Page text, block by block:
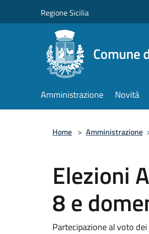
Regione Sicilia
Comune
Amministrazione Novità
Home > Amministrazione
Elezioni
8 e
Partecipazione al voto